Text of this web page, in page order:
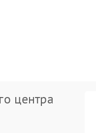
центра